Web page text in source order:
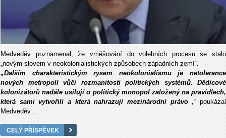
Medveděv poznamenal, že vměšování do volebních procesů se stalo
„novým slovem v neokolonialistických způsobech západních zemí“.
„Dalším charakteristickým rysem neokolonialismu je netolerance
nových metropolí vůči rozmanitosti politických systémů. Dědicové
kolonizátorů nadále usilují o politický monopol založený na pravidlech,
která sami vytvořili a která nahrazují mezinárodní právo ,“ poukázal
Medveděv .
CELÝ PŘÍSPĚVEK